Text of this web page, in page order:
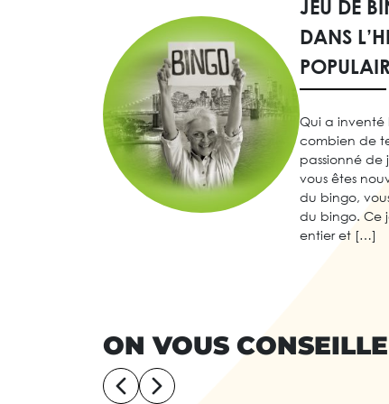
JEU DE
DANS
Qui a inventé
combien de
passionné de
vous êtes
du bingo,
du bingo. Ce
entier et […]
ON VOUS